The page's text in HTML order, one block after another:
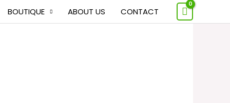
BOUTIQUE ABOUT US CONTACT